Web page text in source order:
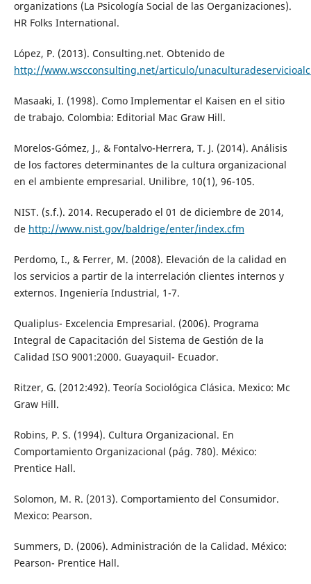
organizations (La Psicología Social de las Oerganizaciones).
HR Folks International.
López, P. (2013). Consulting.net. Obtenido de
http://www.wscconsulting.net/articulo/
Masaaki, I. (1998). Como Implementar el Kaisen en el sitio
de trabajo. Colombia: Editorial Mac Graw Hill.
Morelos-Gómez, J., & Fontalvo-Herrera, T. J. (2014). Análisis
de los factores determinantes de la cultura organizacional
en el ambiente empresarial. Unilibre, 10(1), 96-105.
NIST. (s.f.). 2014. Recuperado el 01 de diciembre de 2014,
de http://www.nist.gov/baldrige/enter/index.cfm
Perdomo, I., & Ferrer, M. (2008). Elevación de la calidad en
los servicios a partir de la interrelación clientes internos y
externos. Ingeniería Industrial, 1-7.
Qualiplus- Excelencia Empresarial. (2006). Programa
Integral de Capacitación del Sistema de Gestión de la
Calidad ISO 9001:2000. Guayaquil- Ecuador.
Ritzer, G. (2012:492). Teoría Sociológica Clásica. Mexico: Mc
Graw Hill.
Robins, P. S. (1994). Cultura Organizacional. En
Comportamiento Organizacional (pág. 780). México:
Prentice Hall.
Solomon, M. R. (2013). Comportamiento del Consumidor.
Mexico: Pearson.
Summers, D. (2006). Administración de la Calidad. México:
Pearson- Prentice Hall.